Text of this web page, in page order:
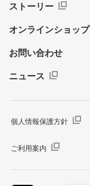
ストーリー
オンラインショップ
お問い合わせ
ニュース
個人情報保護方針
ご利用案内